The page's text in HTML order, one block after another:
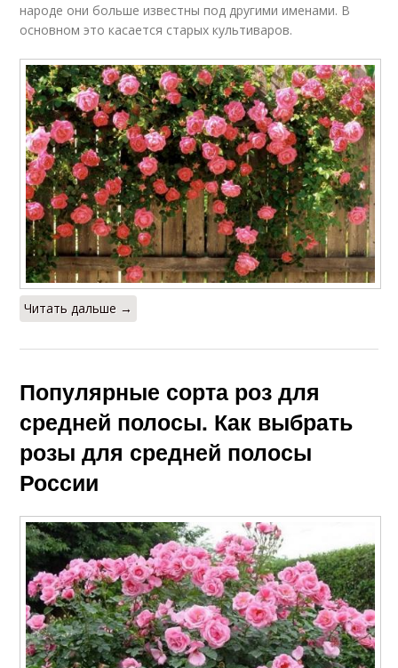
Кустовые розы Крупные розы
Плетистая роза Плетистые розы
Розы с гибкими
побегами
Розы по цвету
Голубые розы
народе они больше известны под другими именами. В
основном это касается старых культиваров.
Читать дальше →
Популярные сорта роз для
средней полосы. Как выбрать
розы для средней полосы
России